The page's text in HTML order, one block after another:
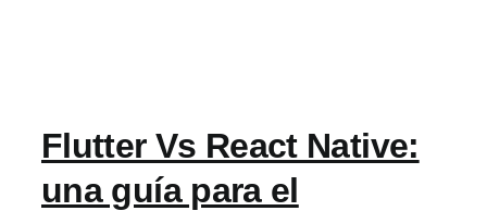
Flutter Vs React Native:
una guía para el